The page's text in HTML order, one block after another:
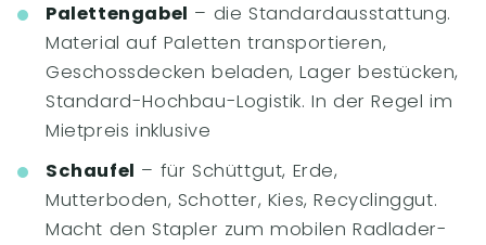
Palettengabel – die Standardausstattung.
Material auf Paletten transportieren,
Geschossdecken beladen, Lager bestücken,
Standard-Hochbau-Logistik. In der Regel im
Mietpreis inklusive
Schaufel – für Schüttgut, Erde,
Mutterboden, Schotter, Kies, Recyclinggut.
Macht den Stapler zum mobilen Radlader-